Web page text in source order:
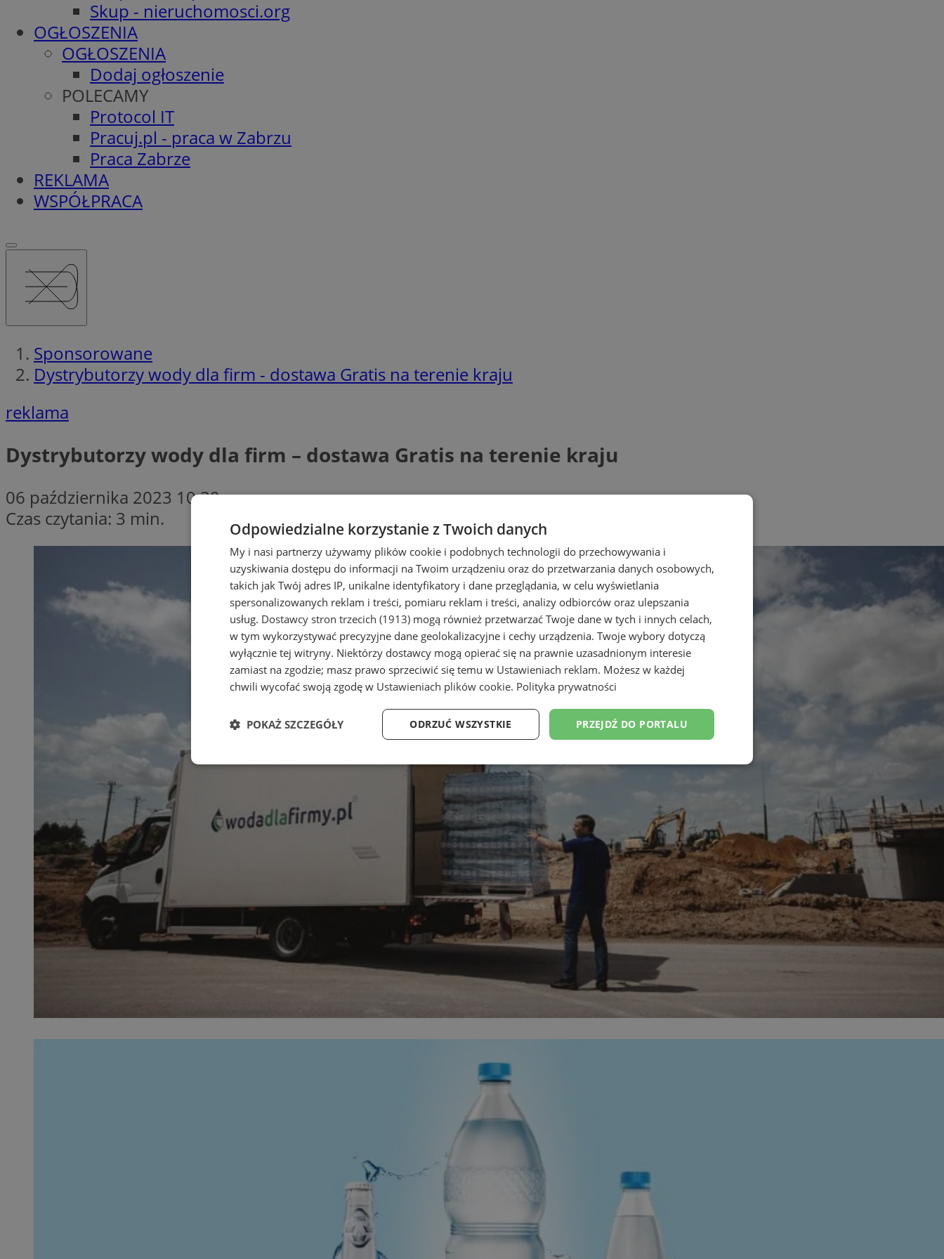
Skup - nieruchomosci.org
OGŁOSZENIA
OGŁOSZENIA
Dodaj ogłoszenie
POLECAMY
Protocol IT
Pracuj.pl - praca w Zabrzu
Praca Zabrze
REKLAMA
WSPÓŁPRACA
Sponsorowane
Dystrybutorzy wody dla firm - dostawa Gratis na terenie kraju
reklama
Dystrybutorzy wody dla firm – dostawa Gratis na terenie kraju
06 października 2023 10:30
Czas czytania: 3 min.
Odpowiedzialne korzystanie z Twoich danych
My i nasi partnerzy używamy plików cookie i podobnych technologii do przechowywania i
uzyskiwania dostępu do informacji na Twoim urządzeniu oraz do przetwarzania danych osobowych,
takich jak Twój adres IP, unikalne identyfikatory i dane przeglądania, w celu wyświetlania
spersonalizowanych reklam i treści, pomiaru reklam i treści, analizy odbiorców oraz ulepszania
usług. Dostawcy stron trzecich (1913) mogą również przetwarzać Twoje dane w tych i innych celach,
w tym wykorzystywać precyzyjne dane geolokalizacyjne i cechy urządzenia. Twoje wybory dotyczą
wyłącznie tej witryny. Niektórzy dostawcy mogą opierać się na prawnie uzasadnionym interesie
zamiast na zgodzie; masz prawo sprzeciwić się temu w Ustawieniach reklam. Możesz w każdej
chwili wycofać swoją zgodę w Ustawieniach plików cookie. Polityka prywatności
PRZEJDŹ DO PORTALU
ODRZUĆ WSZYSTKIE
POKAŻ SZCZEGÓŁY
Niezbędne Wydajność Targetowanie Funkcjonalność Niesklasyfikowane
Targetowanie Funkcjonalność Niesklasyfikowane
Niezbędne pliki cookie umożliwiają korzystanie z podstawowych funkcji strony internetowej, takich jak logowanie użytkownika i
zarządzanie kontem. Bez niezbędnych plików cookie nie można prawidłowo korzystać ze strony internetowej.
Nazwa
Okres
przechowywania
Opis
SessID
Ten plik cookie przechowuje identyfikator sesji.
1 rok
Ten plik cookie przechowuje identyfikator sesji.
__cf_bm
Cloudflare
.x.com
29 minut 53
Ten plik cookie służy do rozróżniania ludzi i botów. Jest
umożliwia tworzenie ważnych raportów na temat
Ten plik cookie służy do rozróżniania ludzi i botów. Jest
to korzystne dla strony internetowej, ponieważ
umożliwia tworzenie ważnych raportów na temat
korzystania z jej witryny internetowej.
4 tygodnie 2 dni
Ten plik cookie jest używany przez usługę Cookie-
Script.com do zapamiętywania preferencji dotyczących
zgody użytkownika na pliki cookie. Jest to konieczne,
aby baner cookie Cookie-Script.com działał poprawnie.
YouTube
.youtube.com
5 miesięcy 4
użytkownika oraz jego preferencjach dotyczących
prywatności podczas korzystania z witryny. Rejestruje
wybory dotyczące polityki prywatności i ustawień
zgody, zapewniając ich przestrzeganie w kolejnych
wizytach. Dzięki temu użytkownik nie musi ponownie
konfigurować swoich preferencji, co zwiększa wygodę i
zgodność z regulacjami ochrony danych.
Google Privacy Policy